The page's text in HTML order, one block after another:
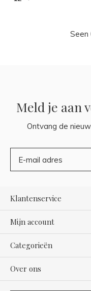
Seen
Meld je aan
Ontvang de
Klantenservice
Mijn account
Categorieën
Over ons